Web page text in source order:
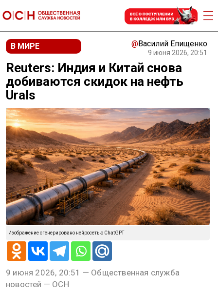
В МИРЕ @Василий Епищенко
9 июня 2026, 20:51
Reuters: Индия и Китай снова
добиваются скидок на нефть
Urals
Изображение сгенерировано нейросетью ChatGPT
9 июня 2026, 20:51 — Общественная служба
новостей — ОСН